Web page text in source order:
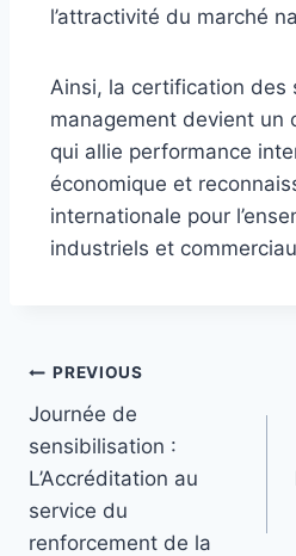
l’attractivité du marché
Ainsi, la certification des
management devient un
qui allie performance
économique et
internationale pour
industriels et
PREVIOUS
Journée de
sensibilisation :
L’Accréditation au
service du
renforcement de la